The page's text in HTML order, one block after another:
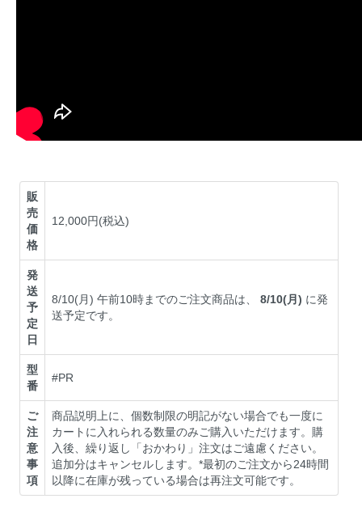
販
売
価
格
12,000円(税込)
発
送
予
定
日
8/10(月) 午前10時までのご注文商品は、8/10(月) に発
送予定です。
型
番
#PR
ご
注
意
事
項
商品説明上に、個数制限の明記がない場合でも一度に
カートに入れられる数量のみご購入いただけます。購
入後、繰り返し「おかわり」注文はご遠慮ください。
追加分はキャンセルします。*最初のご注文から24時間
以降に在庫が残っている場合は再注文可能です。